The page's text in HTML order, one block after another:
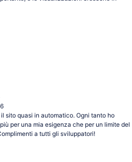
sito quasi in automatico. Ogni tanto ho
per una mia esigenza che per un limite del
a tutti gli sviluppatori!